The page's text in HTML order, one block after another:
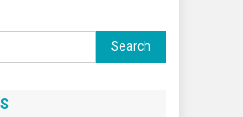
Search for: